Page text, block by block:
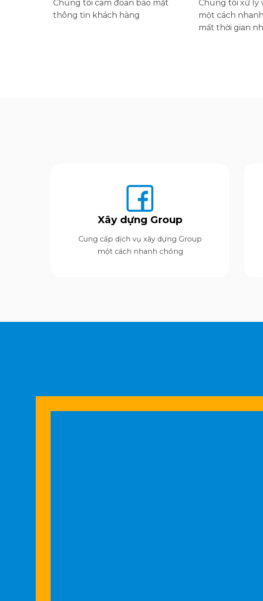
Chúng tôi cam đoan bảo mật
thông tin khách hàng
Chúng tôi xử lý
một cách
mất thời gian
Xây dựng Group
Cung cấp dịch vụ xây dựng Group
một cách nhanh chóng